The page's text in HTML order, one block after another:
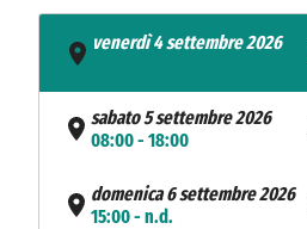
venerdì 4 settembre 2026
sabato 5 settembre 2026
08:00 - 18:00
domenica 6 settembre 2026
15:00 - n.d.